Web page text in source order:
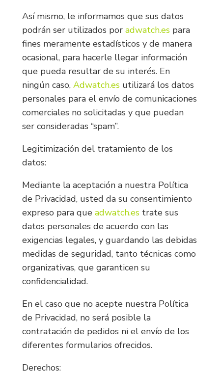
Así mismo, le informamos que sus datos
podrán ser utilizados por adwatch.espara
fines meramente estadísticos y de manera
ocasional, para hacerle llegar información
que pueda resultar de su interés. En
ningún caso, Adwatch.esutilizará los datos
personales para el envío de comunicaciones
comerciales no solicitadas y que puedan
ser consideradas “spam”.
Legitimización del tratamiento de los
datos:
Mediante la aceptación a nuestra Política
de Privacidad, usted da su consentimiento
expreso para que adwatch.estrate sus
datos personales de acuerdo con las
exigencias legales, y guardando las debidas
medidas de seguridad, tanto técnicas como
organizativas, que garanticen su
confidencialidad.
En el caso que no acepte nuestra Política
de Privacidad, no será posible la
contratación de pedidos ni el envío de los
diferentes formularios ofrecidos.
Derechos: